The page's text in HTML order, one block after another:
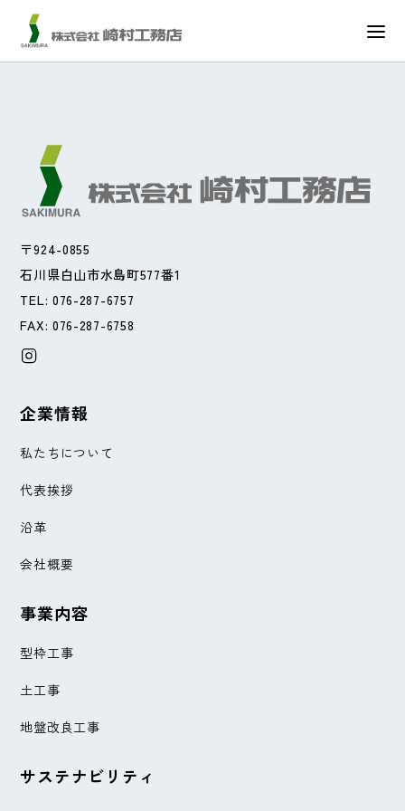
近岡町 アパート
2025.1.6
〒924-0855
石川県白山市水島町577番1
TEL: 076-287-6757
FAX: 076-287-6758
企業情報
私たちについて
代表挨拶
沿革
会社概要
事業内容
型枠工事
土工事
地盤改良工事
サステナビリティ